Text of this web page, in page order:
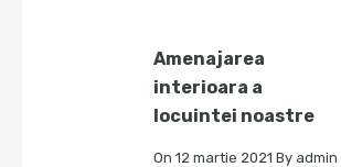
Amenajarea
interioara a
locuintei noastre
On 12 martie 2021 By admin